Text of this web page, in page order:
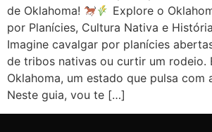
de Oklahoma!
Explore o
por Planícies, Cultura Nativa e
Imagine cavalgar por planícies
de tribos nativas ou curtir um rodeio.
Oklahoma, um estado que pulsa com
Neste guia, vou te […]